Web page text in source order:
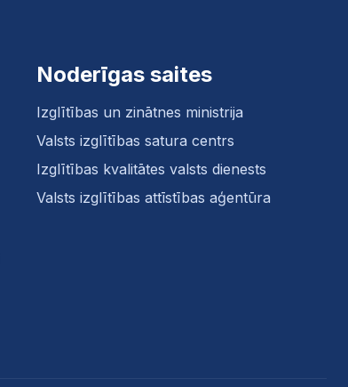
Noderīgas saites
Izglītības un zinātnes ministrija
Valsts izglītības satura centrs
Izglītības kvalitātes valsts dienests
Valsts izglītības attīstības aģentūra